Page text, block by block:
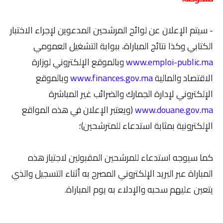
- سيتم الإعلان عن لوائح المرشحين المدعوين لإجراء الاختبار
الكتابي وكذا نتائج المباراة، ببوابة التشغيل العمومي
www.emploi-public.maوبالموقع الإلكتروني لوزارة
الاقتصاد والماليةwww.finances.gov.maوبالموقع
الإلكتروني لإدارة الجمارك والضرائب غير المباشرة
www.douane.gov.ma(ويعتبر الإعلان في هذه المواقع
الإلكترونية بمثابة استدعاء للمترشحين)؛
كما سيوجه استدعاء للمرشحين المقبولين لاجتياز هذه
المباراة عبر البريد الإلكتروني المصرح به أثناء التسجيل والذي
يتعين عليهم سحبه والإدلاء به يوم المباراة.